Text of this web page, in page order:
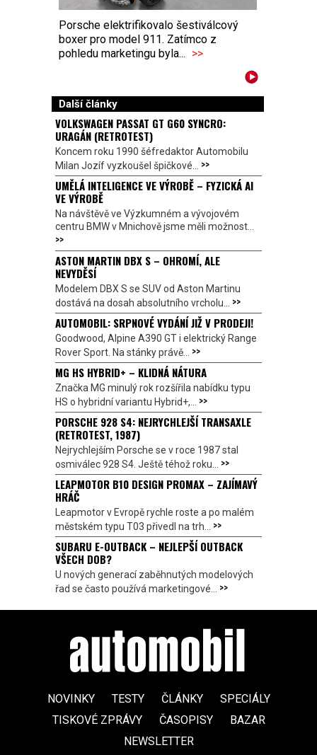
Porsche elektrifikovalo šestiválcový
boxer pro model 911. Zatímco z
pohledu marketingu byla... >>
Další články
VOLKSWAGEN PASSAT GT G60 SYNCRO:
URAGÁN (RETROTEST)
Koncem roku 1990 šéfredaktor Automobilu
Milan Jozíf vyzkoušel špičkové... >>
UMĚLÁ INTELIGENCE VE VÝROBĚ – FYZICKÁ AI
VE VÝROBĚ
Na návštěvě ve Výzkumném a vývojovém
centru BMW v Mnichově jsme měli možnost...
>>
ASTON MARTIN DBX S – OHROMÍ, ALE
NEVYDĚSÍ
Modelem DBX S se SUV od Aston Martinu
dostává na dosah absolutního vrcholu... >>
AUTOMOBIL: SRPNOVÉ VYDÁNÍ JIŽ V PRODEJI!
Goodwood, Alpine A390 GT i elektrický Range
Rover Sport. Na stánky právě... >>
MG HS HYBRID+ – KLIDNÁ NÁTURA
Značka MG minulý rok rozšířila nabídku typu
HS o hybridní variantu Hybrid+,... >>
PORSCHE 928 S4: NEJRYCHLEJŠÍ TRANSAXLE
(RETROTEST, 1987)
Nejrychlejším Porsche se v roce 1987 stal
osmiválec 928 S4. Ještě téhož roku... >>
LEAPMOTOR B10 DESIGN PROMAX – ZAJÍMAVÝ
HRÁČ
Leapmotor v Evropě rychle roste a po malém
městském typu T03 přivedl na trh... >>
SUBARU E-OUTBACK – NEJLEPŠÍ OUTBACK
VŠECH DOB?
U nových generací zaběhnutých modelových
řad se často používá marketingové... >>
NOVINKY TESTY ČLÁNKY
SPECIÁLY
TISKOVÉ ZPRÁVY
ČASOPISY
BAZAR
NEWSLETTER